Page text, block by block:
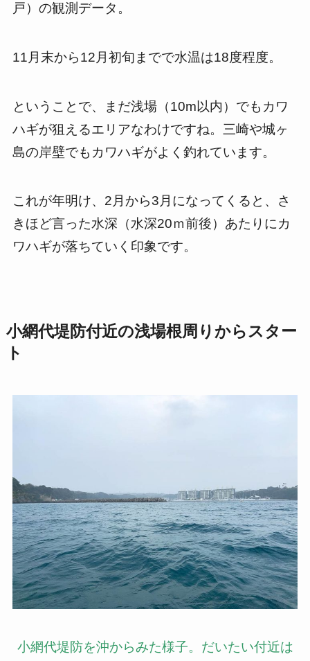
戸）の観測データ。
11月末から12月初旬までで水温は18度程度。
ということで、まだ浅場（10m以内）でもカワ
ハギが狙えるエリアなわけですね。三崎や城ヶ
島の岸壁でもカワハギがよく釣れています。
これが年明け、2月から3月になってくると、さ
きほど言った水深（水深20ｍ前後）あたりにカ
ワハギが落ちていく印象です。
小網代堤防付近の浅場根周りからスター
ト
小網代堤防を沖からみた様子。だいたい付近は